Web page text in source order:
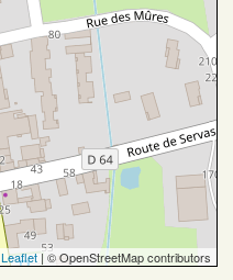
Leaflet| © OpenStreetMap contributors